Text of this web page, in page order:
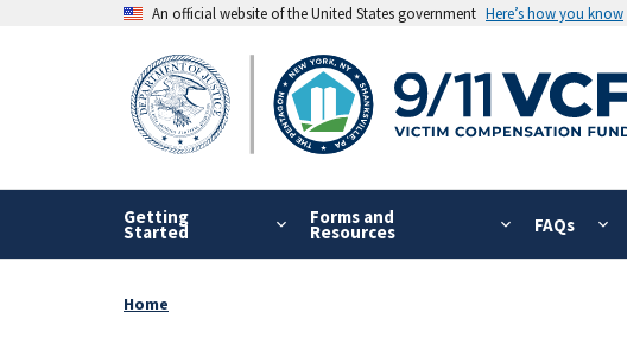
An official website of the United States government Here’s how you know
Getting
Started
Forms and
Resources FAQs
Breadcrumb
Home